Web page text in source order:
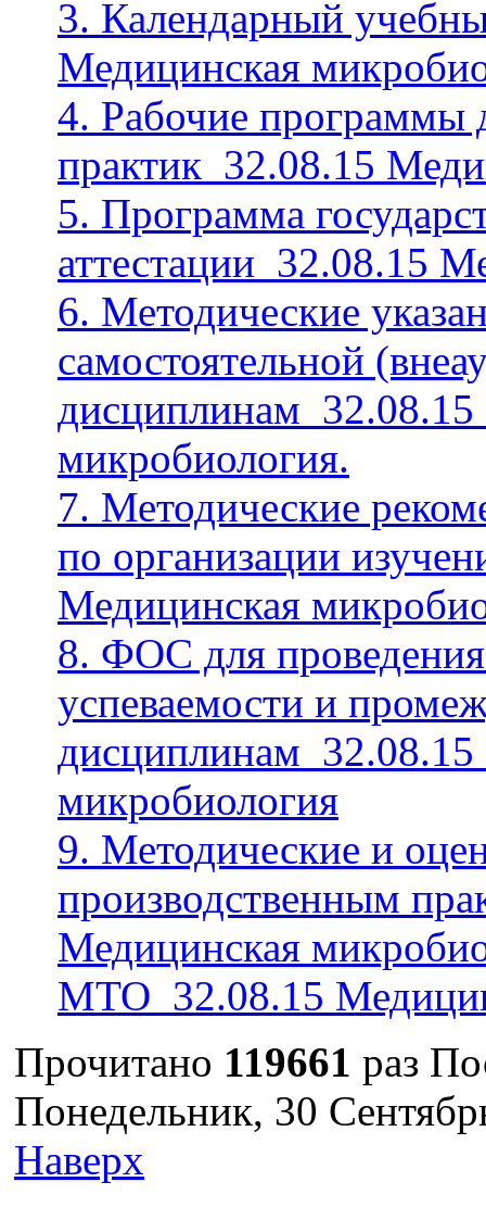
3. Календарный
Медицинская
4. Рабочие программы
практик_32.08.15
5. Программа
аттестации_32.08.15
6. Методические
самостоятельной
микробиология.
7. Методические
по организации
Медицинская
8. ФОС для
успеваемости и
микробиология
9. Методические и
производственным
Медицинская
МТО_32.08.15
Прочитано 119661 раз
Понедельник, 30
Наверх